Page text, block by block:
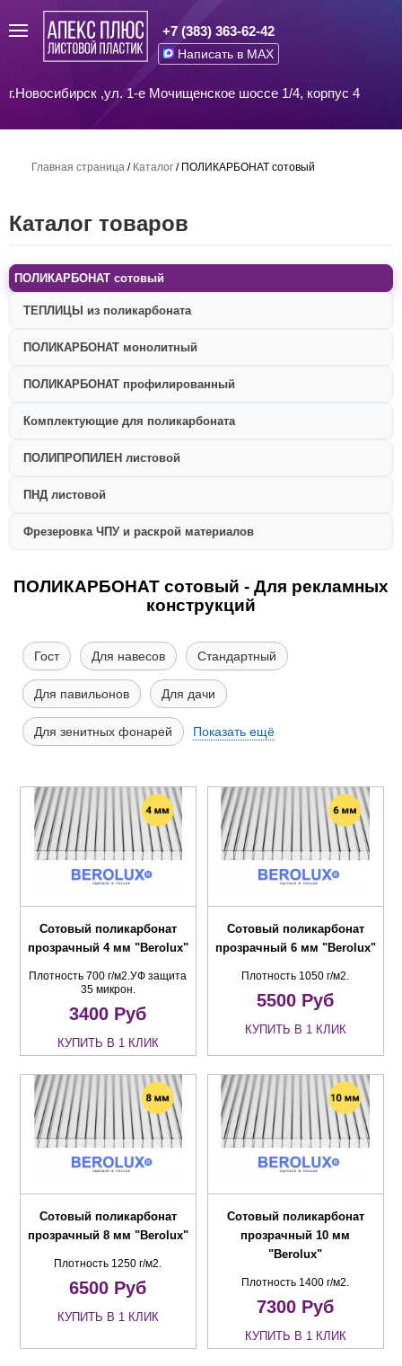
+7 (383) 363-62-42
Написать в MAX
г.Новосибирск ,ул. 1-е Мочищенское шоссе 1/4, корпус 4
Главная страница / Каталог / ПОЛИКАРБОНАТ сотовый
Каталог товаров
ПОЛИКАРБОНАТ сотовый
ТЕПЛИЦЫ из поликарбоната
ПОЛИКАРБОНАТ монолитный
ПОЛИКАРБОНАТ профилированный
Комплектующие для поликарбоната
ПОЛИПРОПИЛЕН листовой
ПНД листовой
Фрезеровка ЧПУ и раскрой материалов
ПОЛИКАРБОНАТ сотовый - Для рекламных
конструкций
Гост Для навесов Стандартный
Для павильонов Для дачи
Для зенитных фонарей Показать ещё
Сотовый поликарбонат
прозрачный 4 мм "Berolux"
Плотность 700 г/м2.УФ защита
35 микрон.
3400 Руб
КУПИТЬ В 1 КЛИК
Сотовый поликарбонат
прозрачный 6 мм "Berolux"
Плотность 1050 г/м2.
5500 Руб
КУПИТЬ В 1 КЛИК
Сотовый поликарбонат
прозрачный 8 мм "Berolux"
Плотность 1250 г/м2.
6500 Руб
КУПИТЬ В 1 КЛИК
Сотовый поликарбонат
прозрачный 10 мм
"Berolux"
Плотность 1400 г/м2.
7300 Руб
КУПИТЬ В 1 КЛИК